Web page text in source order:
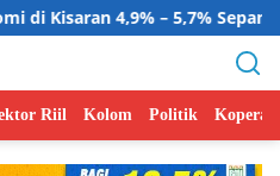
5,7% Sepanjang 2026
Riil Kolom Politik Koperasi